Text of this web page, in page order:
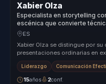
Xabier Olza
Especialista en storytelling
escénica que convierte
presencia e influencia para
ES
Xabier Olza se distingue por
presentaciones ordinarias en
enfoque único, b...
Liderazgo Comunicación
15años 2conf.